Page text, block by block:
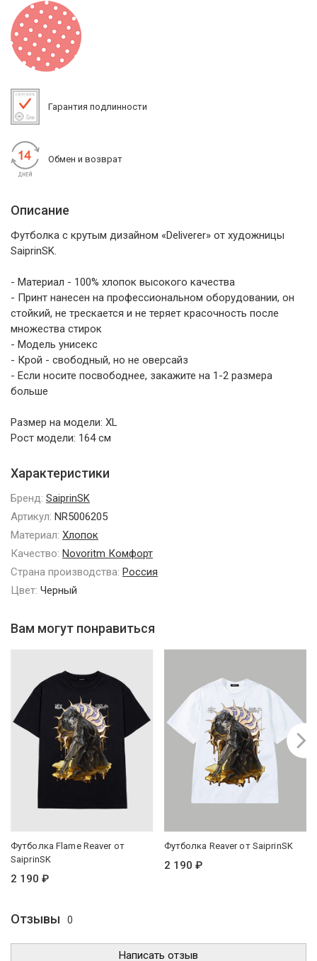
Гарантия подлинности
Обмен и возврат
Описание
Футболка с крутым дизайном «Deliverer» от художницы
SaiprinSK.
- Материал - 100% хлопок высокого качества
- Принт нанесен на профессиональном оборудовании, он
стойкий, не трескается и не теряет красочность после
множества стирок
- Модель унисекс
- Крой - свободный, но не оверсайз
- Если носите посвободнее, закажите на 1-2 размера
больше
Размер на модели: XL
Рост модели: 164 см
Характеристики
Бренд: SaiprinSK
Артикул: NR5006205
Материал: Хлопок
Качество: Novoritm Комфорт
Страна производства: Россия
Цвет: Черный
Вам могут понравиться
Футболка Flame Reaver от
SaiprinSK
2 190 ₽
Футболка Reaver от SaiprinSK
2 190 ₽
Отзывы 0
Написать отзыв